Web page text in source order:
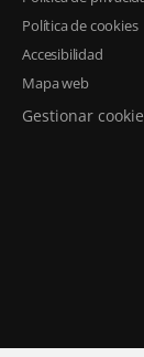
Política de cookies
Accesibilidad
Mapa web
Gestionar